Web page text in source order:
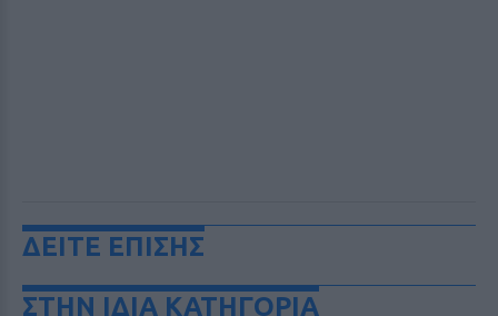
ΔΕΙΤΕ ΕΠΙΣΗΣ
ΣΤΗΝ ΙΔΙΑ ΚΑΤΗΓΟΡΙΑ